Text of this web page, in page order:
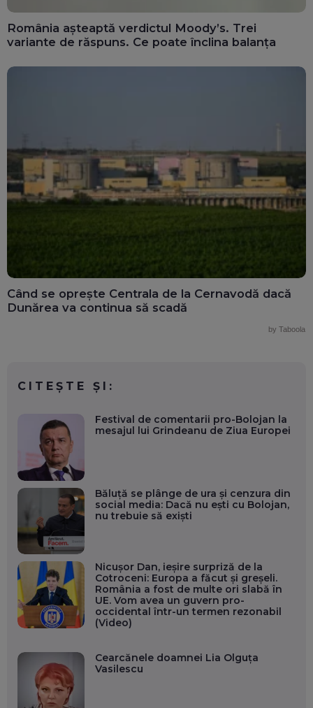
România așteaptă verdictul Moody’s. Trei
variante de răspuns. Ce poate înclina balanța
Când se oprește Centrala de la Cernavodă dacă
Dunărea va continua să scadă
by Taboola
CITEȘTE ȘI:
Festival de comentarii pro-Bolojan la
mesajul lui Grindeanu de Ziua Europei
Băluță se plânge de ura și cenzura din
social media: Dacă nu ești cu Bolojan,
nu trebuie să exiști
Nicușor Dan, ieșire surpriză de la
Cotroceni: Europa a făcut și greșeli.
România a fost de multe ori slabă în
UE. Vom avea un guvern pro-
occidental într-un termen rezonabil
(Video)
Cearcănele doamnei Lia Olguța
Vasilescu